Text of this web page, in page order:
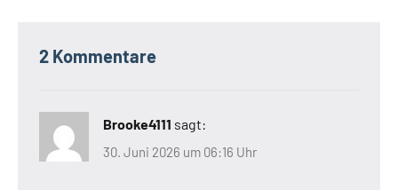
2 Kommentare
Brooke4111 sagt:
30. Juni 2026 um 06:16 Uhr